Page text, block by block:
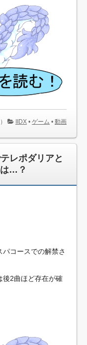
すぎ！！！(※画像あ
君は若い」とか言っ
が銀メダルを獲
像あり）
がサービス終了する
出なさすぎじゃ
無双ハイラルオー
なりワゴン行き確定
い…」
休みでも会いたい！
乗りの練習。(画像)
を探すのが趣味
IIDX • ゲーム • 動画
レポダリアと
は…？
コースでの解禁さ
後2曲ほど存在が確